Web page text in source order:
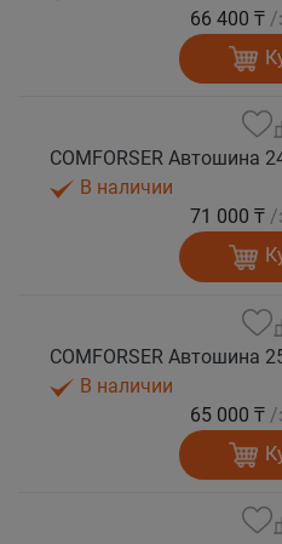
66 400 ₸ /
В наличии
71 000 ₸ /
В наличии
65 000 ₸ /